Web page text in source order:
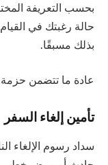
حالة رغبتك في
بذلك مسبقًا.
عادة ما تتضمن حزمة
تأمين إلغاء السفر
سداد رسوم الإلغاء